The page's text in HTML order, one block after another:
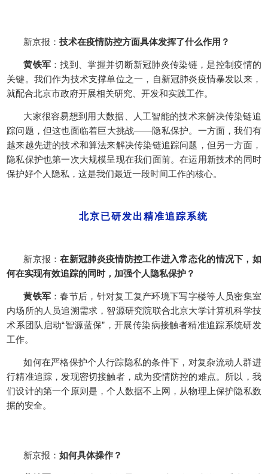
新京报：技术在疫情防控方面具体发挥了什么作用？
黄铁军 ：找到、掌握并切断新冠肺炎传染链，是控制疫情的
关键。我们作为技术支撑单位之一，自新冠肺炎疫情暴发以来，
就配合北京市政府开展相关研究、开发和实践工作。
大家很容易想到用大数据、人工智能的技术来解决传染链追
踪问题，但这也面临着巨大挑战——隐私保护。一方面，我们有
越来越先进的技术和算法来解决传染链追踪问题，但另一方面，
隐私保护也第一次大规模呈现在我们面前。在运用新技术的同时
保护好个人隐私，这是我们最近一段时间工作的核心。
北京已研发出精准追踪系统
新京报：在新冠肺炎疫情防控工作进入常态化的情况下，如
何在实现有效追踪的同时，加强个人隐私保护？
黄铁军 ：春节后，针对复工复产环境下写字楼等人员密集室
内场所的人员追溯需求，智源研究院联合北京大学计算机科学技
术系团队启动“智源蓝保”，开展传染病接触者精准追踪系统研发
工作。
如何在严格保护个人行踪隐私的条件下，对复杂流动人群进
行精准追踪，发现密切接触者，成为疫情防控的难点。所以，我
们设计的第一个原则是，个人数据不上网，从物理上保护隐私数
据的安全。
新京报：如何具体操作？